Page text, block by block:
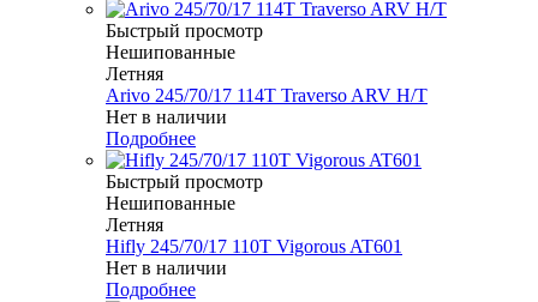
Быстрый просмотр
Нешипованные
Летняя
Arivo 245/70/17 114T Traverso ARV H/T
Нет в наличии
Подробнее
Быстрый просмотр
Нешипованные
Летняя
Hifly 245/70/17 110T Vigorous AT601
Нет в наличии
Подробнее